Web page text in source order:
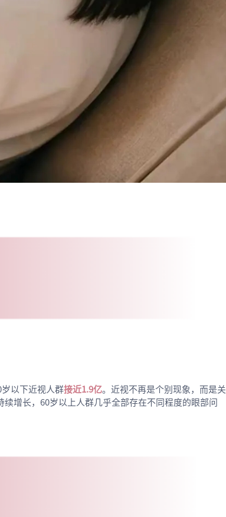
岁以下近视人群接近1.9亿。近视不再是个别现象，而是关
增长，60岁以上人群几乎全部存在不同程度的眼部问